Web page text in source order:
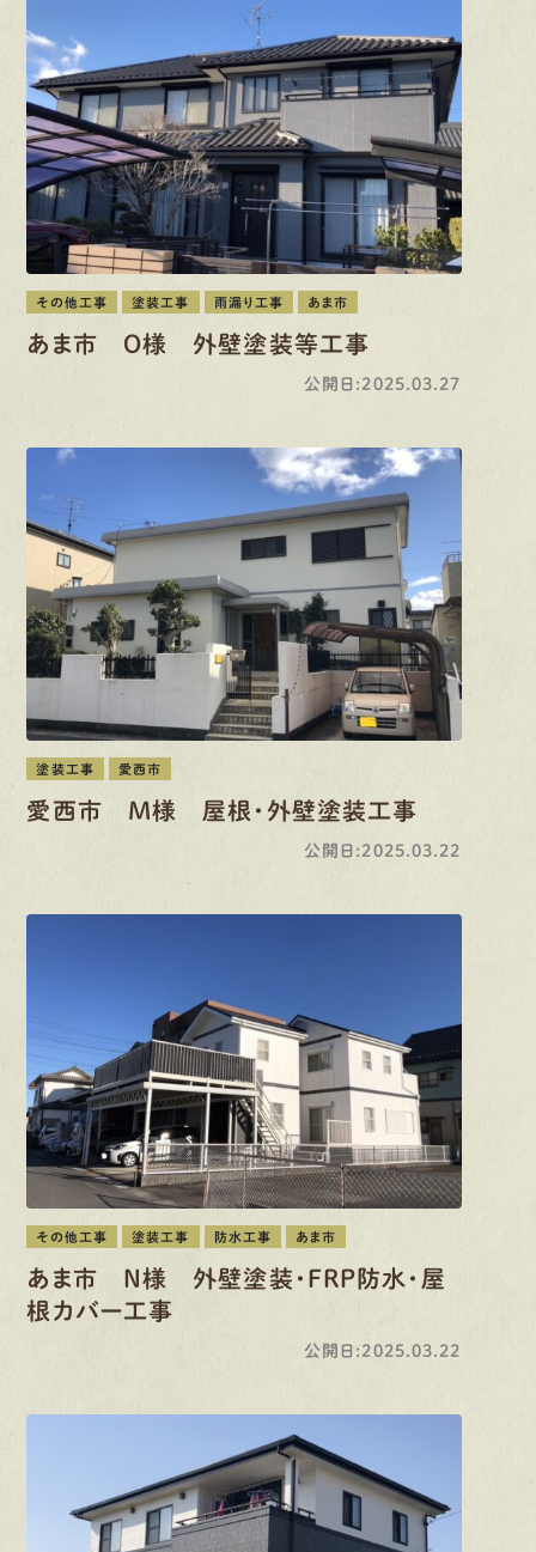
その他工事 塗装工事 雨漏り工事 あま市
あま市 O様 外壁塗装等工事
公開日:2025.03.27
塗装工事 愛西市
愛西市 M様 屋根・外壁塗装工事
公開日:2025.03.22
その他工事 塗装工事 防水工事 あま市
あま市 N様 外壁塗装・FRP防水・屋
根カバー工事
公開日:2025.03.22